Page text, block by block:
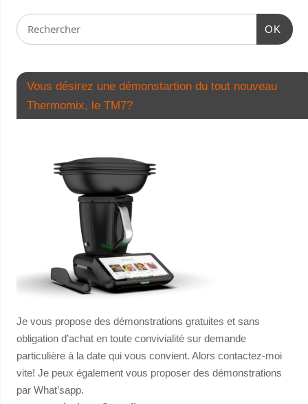
OK
Vous désirez une démonstartion du tout nouveau
Thermomix, le TM7?
Je vous propose des démonstrations gratuites et sans
obligation d’achat en toute convivialité sur demande
particulière à la date qui vous convient. Alors contactez-moi
vite! Je peux également vous proposer des démonstrations
par What’sapp.